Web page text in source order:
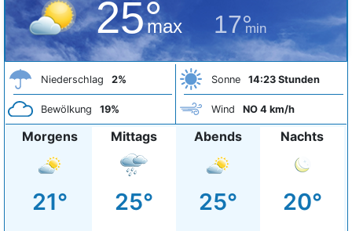
25°
max 17°
min
Niederschlag 2%
Bewölkung 19%
Sonne 14:23 Stunden
Wind NO 4 km/h
Morgens
21°
Mittags
25°
Abends
25°
Nachts
20°